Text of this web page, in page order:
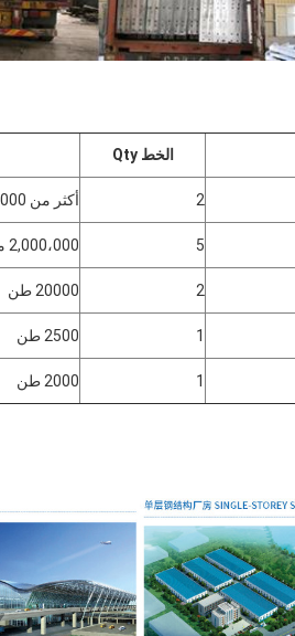
الخط Qty
2 أكثر من 1،000،000 متر
5 2,000،000 متر
2 20000 طن
1 2500 طن
1 2000 طن